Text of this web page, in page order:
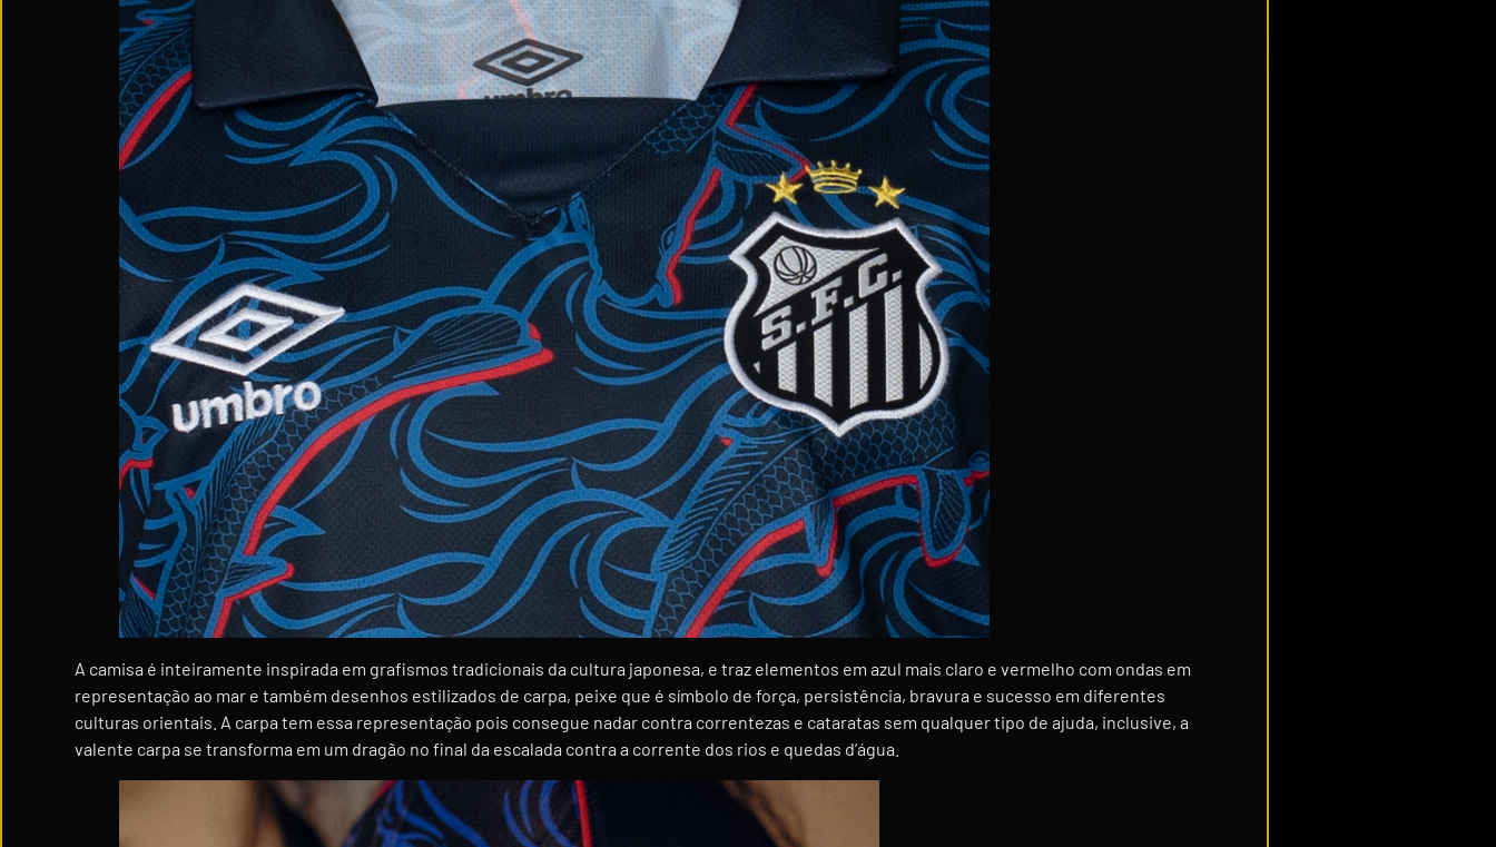
A camisa é inteiramente inspirada em grafismos tradicionais da cultura japonesa, e traz elementos em azul mais claro e vermelho com ondas em
representação ao mar e também desenhos estilizados de carpa, peixe que é símbolo de força, persistência, bravura e sucesso em diferentes
culturas orientais. A carpa tem essa representação pois consegue nadar contra correntezas e cataratas sem qualquer tipo de ajuda, inclusive, a
valente carpa se transforma em um dragão no final da escalada contra a corrente dos rios e quedas d’água.